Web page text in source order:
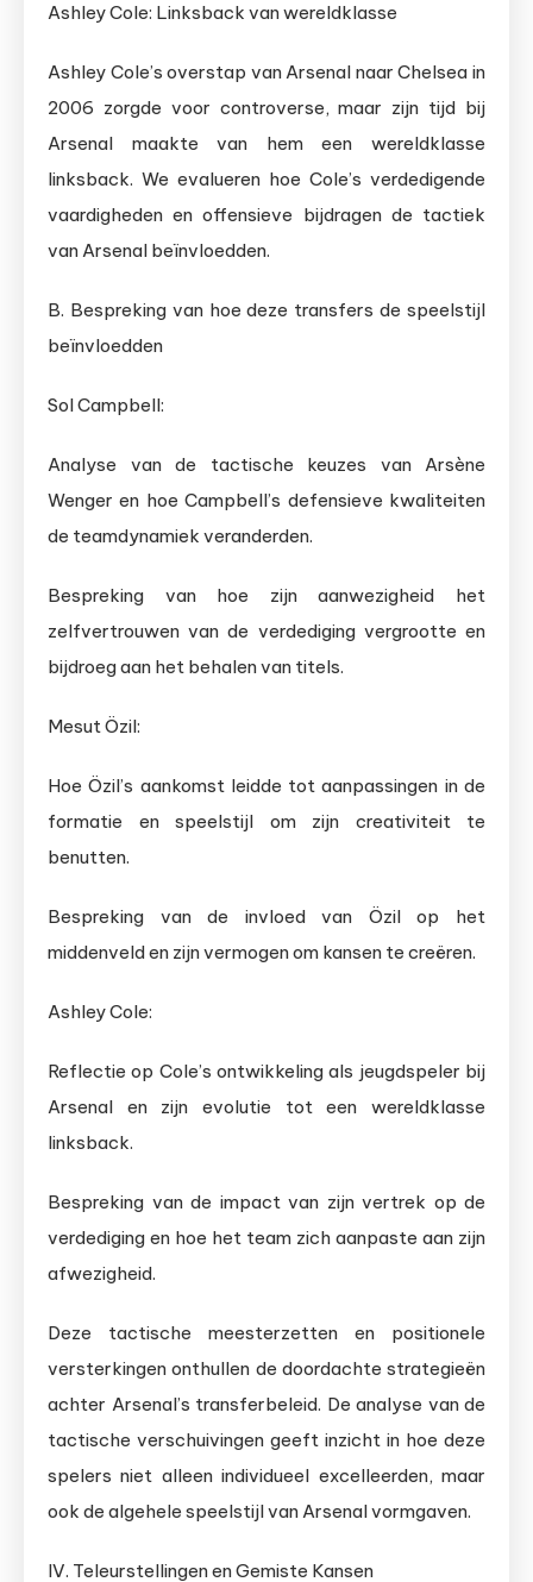
Ashley Cole: Linksback van wereldklasse
Ashley Cole’s overstap van Arsenal naar Chelsea in
2006 zorgde voor controverse, maar zijn tijd bij
Arsenal maakte van hem een wereldklasse
linksback. We evalueren hoe Cole’s verdedigende
vaardigheden en offensieve bijdragen de tactiek
van Arsenal beïnvloedden.
B. Bespreking van hoe deze transfers de speelstijl
beïnvloedden
Sol Campbell:
Analyse van de tactische keuzes van Arsène
Wenger en hoe Campbell’s defensieve kwaliteiten
de teamdynamiek veranderden.
Bespreking van hoe zijn aanwezigheid het
zelfvertrouwen van de verdediging vergrootte en
bijdroeg aan het behalen van titels.
Mesut Özil:
Hoe Özil’s aankomst leidde tot aanpassingen in de
formatie en speelstijl om zijn creativiteit te
benutten.
Bespreking van de invloed van Özil op het
middenveld en zijn vermogen om kansen te creëren.
Ashley Cole:
Reflectie op Cole’s ontwikkeling als jeugdspeler bij
Arsenal en zijn evolutie tot een wereldklasse
linksback.
Bespreking van de impact van zijn vertrek op de
verdediging en hoe het team zich aanpaste aan zijn
afwezigheid.
Deze tactische meesterzetten en positionele
versterkingen onthullen de doordachte strategieën
achter Arsenal’s transferbeleid. De analyse van de
tactische verschuivingen geeft inzicht in hoe deze
spelers niet alleen individueel excelleerden, maar
ook de algehele speelstijl van Arsenal vormgaven.
IV. Teleurstellingen en Gemiste Kansen